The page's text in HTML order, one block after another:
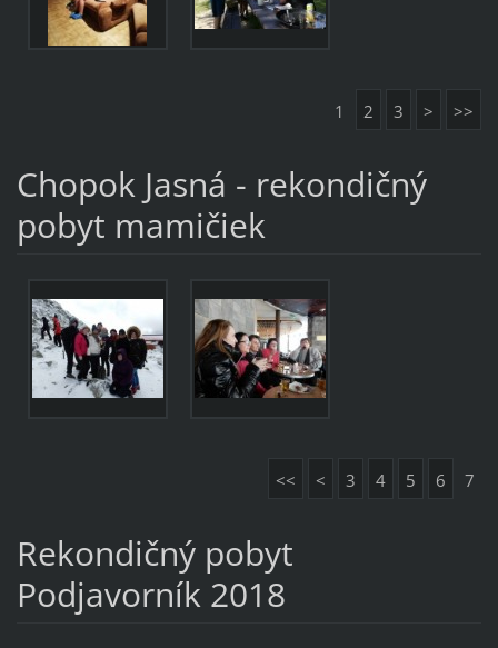
1 2 3 > >>
Chopok Jasná - rekondičný
pobyt mamičiek
<< < 3 4 5 6 7
Rekondičný pobyt
Podjavorník 2018